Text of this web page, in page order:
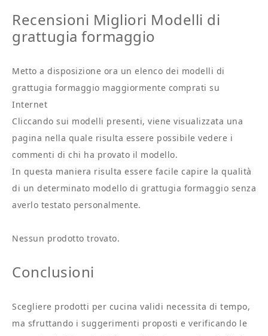
Recensioni Migliori Modelli di
grattugia formaggio
Metto a disposizione ora un elenco dei modelli di
grattugia formaggio maggiormente comprati su
Internet
Cliccando sui modelli presenti, viene visualizzata una
pagina nella quale risulta essere possibile vedere i
commenti di chi ha provato il modello.
In questa maniera risulta essere facile capire la qualità
di un determinato modello di grattugia formaggio senza
averlo testato personalmente.
Nessun prodotto trovato.
Conclusioni
Scegliere prodotti per cucina validi necessita di tempo,
ma sfruttando i suggerimenti proposti e verificando le